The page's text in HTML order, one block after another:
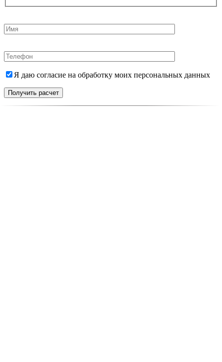
Я даю согласие на обработку моих персональных данных
Получить расчет